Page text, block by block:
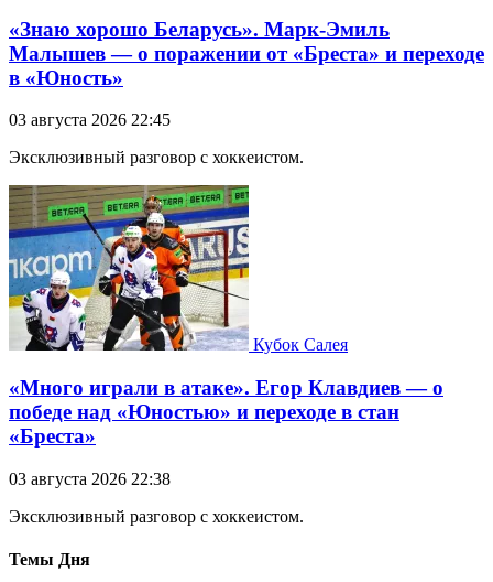
«Знаю хорошо Беларусь». Марк-Эмиль
Малышев — о поражении от «Бреста» и переходе
в «Юность»
03 августа 2026 22:45
Эксклюзивный разговор с хоккеистом.
Кубок Салея
«Много играли в атаке». Егор Клавдиев — о
победе над «Юностью» и переходе в стан
«Бреста»
03 августа 2026 22:38
Эксклюзивный разговор с хоккеистом.
Темы Дня